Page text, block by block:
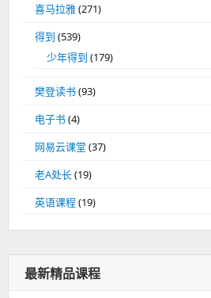
喜马拉雅(271)
得到 (539)
少年得到 (179)
樊登读书(93)
电子书(4)
网易云课堂 (37)
老A处长(19)
英语课程(19)
最新精品课程